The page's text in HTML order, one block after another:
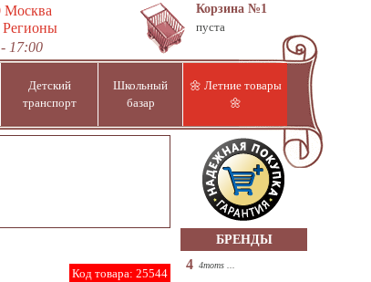
Москва
Регионы
17:00
Корзина №1
пуста
Детский
транспорт
Школьный
базар
🌼 Летние товары
🌼
Код товара: 25544
БРЕНДЫ
4 4moms ...